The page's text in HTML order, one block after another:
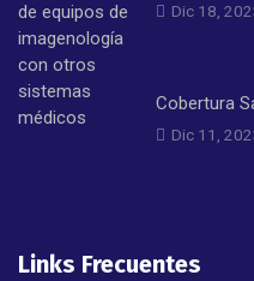
Dic 18,
Cobertura
Dic 11,
Links Frecuentes